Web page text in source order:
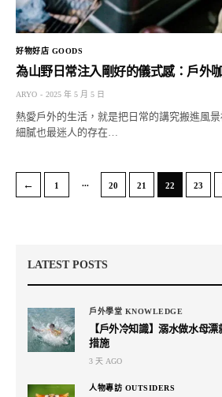
好物好店 GOODS
為山野日常注入剛好的儀式感：戶外
ARYO 2025 年 5 月 5 日
熱愛戶外的生活，就是把日常的講究搬進風
細膩也最迷人的存在…
← 1 ... 20 21 22 23
LATEST POSTS
戶外學堂 KNOWLEDGE
【戶外冷知識】溺水做水母
措施
3 天 AGO
人物專訪 OUTSIDERS